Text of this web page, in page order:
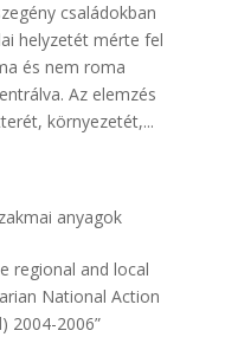
családokban
helyzetét mérte fel
és nem roma
Az elemzés
környezetét,...
anyagok
regional and local
National Action
2004-2006”